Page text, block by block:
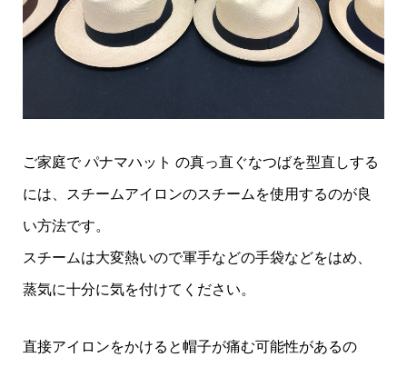
ご家庭で パナマハット の真っ直ぐなつばを型直しする
には、スチームアイロンのスチームを使用するのが良
い方法です。
スチームは大変熱いので軍手などの手袋などをはめ、
蒸気に十分に気を付けてください。
直接アイロンをかけると帽子が痛む可能性があるの